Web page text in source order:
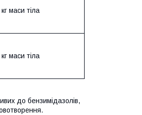
маси тіла
маси тіла
до бензимідазолів,